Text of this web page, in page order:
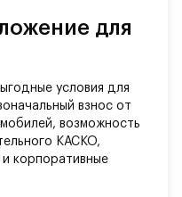
для
условия для
взнос от
возможность
КАСКО,
корпоративные